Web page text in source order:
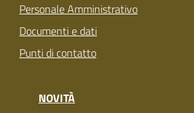
Personale Amministrativo
Documenti e dati
Punti di contatto
NOVITÀ